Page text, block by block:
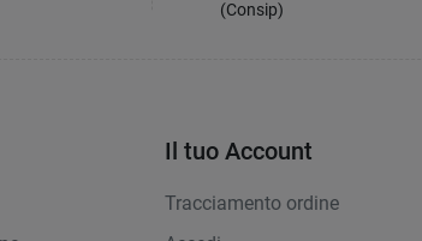
(Consip)
Il tuo Account
Tracciamento ordine